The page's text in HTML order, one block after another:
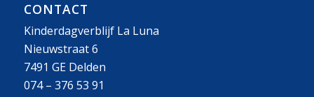
CONTACT
Kinderdagverblijf La Luna
Nieuwstraat 6
7491 GE Delden
074 – 376 53 91